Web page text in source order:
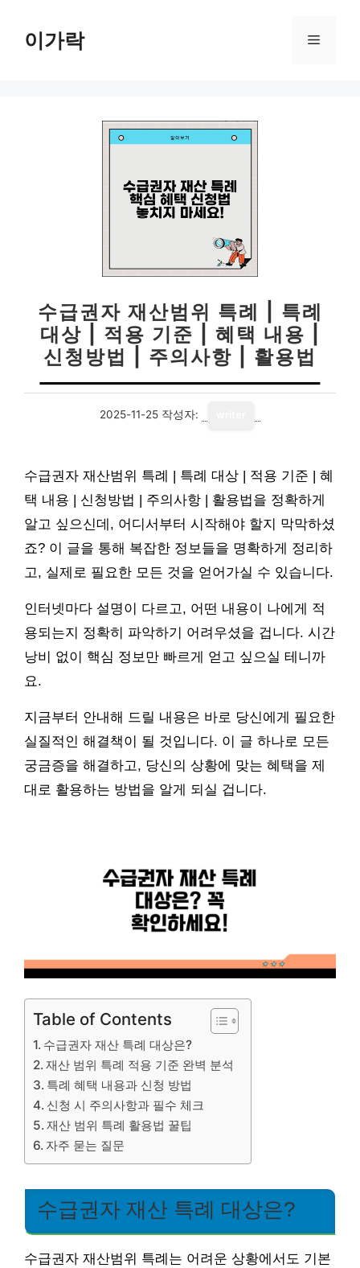
이가락 메
수급권자 재산범위 특례 | 특례
대상 | 적용 기준 | 혜택 내용 |
신청방법 | 주의사항 | 활용법
2025-11-25 작성자:
수급권자 재산범위 특례 | 특례 대상 | 적용 기준 | 혜
택 내용 | 신청방법 | 주의사항 | 활용법을 정확하게
알고 싶으신데, 어디서부터 시작해야 할지 막막하셨
죠? 이 글을 통해 복잡한 정보들을 명확하게 정리하
고, 실제로 필요한 모든 것을 얻어가실 수 있습니다.
인터넷마다 설명이 다르고, 어떤 내용이 나에게 적
용되는지 정확히 파악하기 어려우셨을 겁니다. 시간
낭비 없이 핵심 정보만 빠르게 얻고 싶으실 테니까
요.
지금부터 안내해 드릴 내용은 바로 당신에게 필요한
실질적인 해결책이 될 것입니다. 이 글 하나로 모든
궁금증을 해결하고, 당신의 상황에 맞는 혜택을 제
대로 활용하는 방법을 알게 되실 겁니다.
Table of Contents
수급권자 재산 특례 대상은?
재산 범위 특례 적용 기준 완벽 분석
특례 혜택 내용과 신청 방법
신청 시 주의사항과 필수 체크
재산 범위 특례 활용법 꿀팁
자주 묻는 질문
수급권자 재산 특례 대상은?
수급권자 재산범위 특례는 어려운 상황에서도 기본